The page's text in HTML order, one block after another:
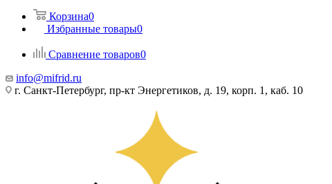
Корзина0
Избранные товары0
Сравнение товаров0
info@mifrid.ru
г. Санкт-Петербург, пр-кт Энергетиков, д. 19, корп. 1, каб. 10